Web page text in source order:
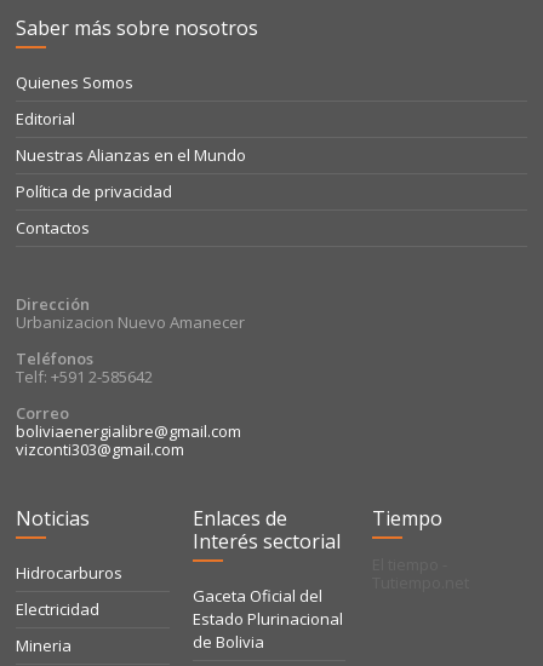
Saber más sobre nosotros
Quienes Somos
Editorial
Nuestras Alianzas en el Mundo
Política de privacidad
Contactos
Dirección
Urbanizacion Nuevo Amanecer
Teléfonos
Telf: +591 2-585642
Correo
boliviaenergialibre@gmail.com
vizconti303@gmail.com
Noticias
Hidrocarburos
Electricidad
Mineria
Enlaces de
Interés sectorial
Gaceta Oficial del
Estado Plurinacional
de Bolivia
Tiempo